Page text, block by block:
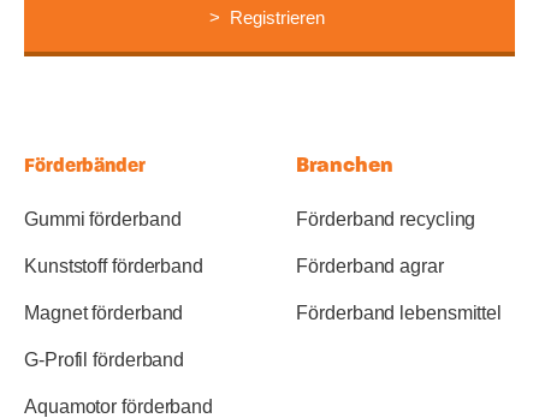
Förderbänder
Gummi förderband
Kunststoff förderband
Magnet förderband
G-Profil förderband
Aquamotor förderband
Branchen
Förderband recycling
Förderband agrar
Förderband lebensmittel